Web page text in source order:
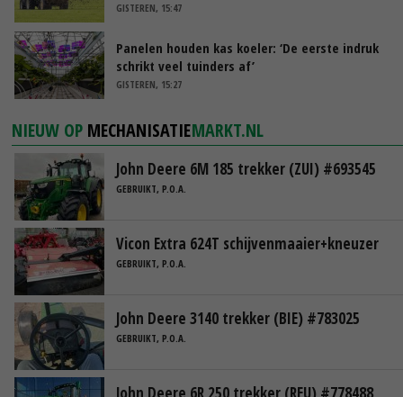
GISTEREN, 15:47
Panelen houden kas koeler: ‘De eerste indruk
schrikt veel tuinders af’
GISTEREN, 15:27
NIEUW OP MECHANISATIEMARKT.NL
John Deere 6M 185 trekker (ZUI) #693545
GEBRUIKT, P.O.A.
Vicon Extra 624T schijvenmaaier+kneuzer
GEBRUIKT, P.O.A.
John Deere 3140 trekker (BIE) #783025
GEBRUIKT, P.O.A.